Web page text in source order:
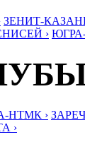
ЗЕНИТ-
›
НТМК ›
›